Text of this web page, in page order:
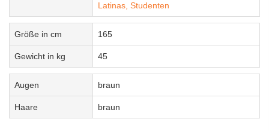
Latinas, Studenten
Größe in cm 165
Gewicht in kg 45
Augen braun
Haare braun